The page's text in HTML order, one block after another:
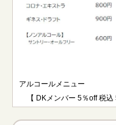
アルコールメニュー
【 DKメンバー 5％off 税